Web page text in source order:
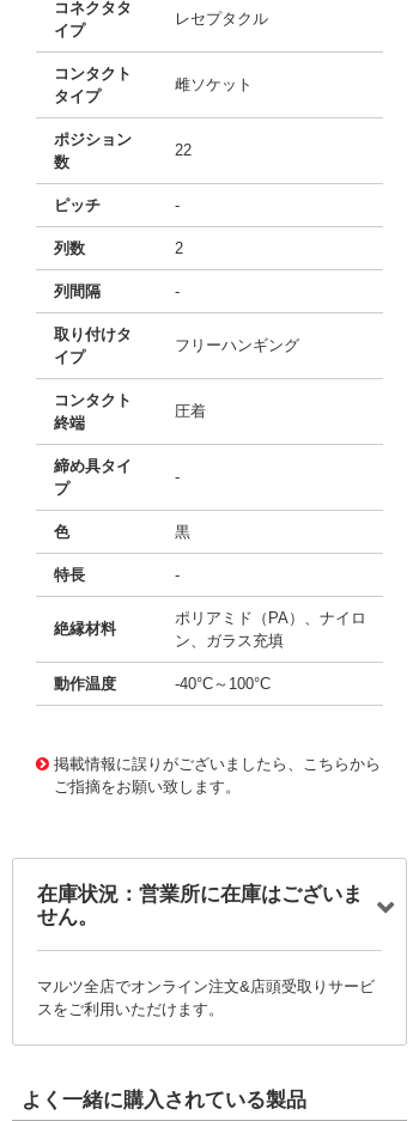
コネクタタ
イプ
レセプタクル
コンタクト
タイプ
雌ソケット
ポジション
数
22
ピッチ -
列数 2
列間隔 -
取り付けタ
イプ
フリーハンギング
コンタクト
終端
圧着
締め具タイ
プ
-
色 黒
特長 -
絶縁材料
ポリアミド（PA）、ナイロ
ン、ガラス充填
動作温度 -40°C～100°C
掲載情報に誤りがございましたら、こちらから
ご指摘をお願い致します。
在庫状況：営業所に在庫はございま
せん。
マルツ全店でオンライン注文&店頭受取りサービ
スをご利用いただけます。
よく一緒に購入されている製品